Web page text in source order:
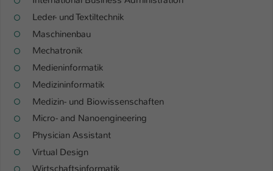
Leder- und Textiltechnik
Maschinenbau
Mechatronik
Medieninformatik
Medizininformatik
Medizin- und Biowissenschaften
Micro- and Nanoengineering
Physician Assistant
Virtual Design
Zweck
angemeldet ist und Rechte besitzt diese
zu verwalten.